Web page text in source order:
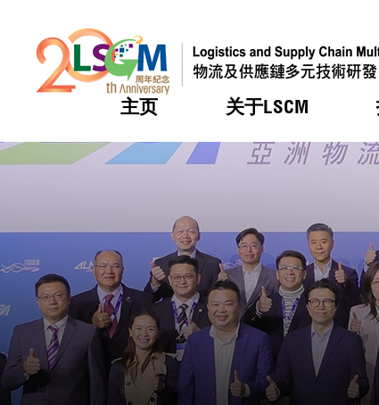
主页 关于LSCM
热门 机
组
组
董
研
招
热门 服务
可
应
重
热门 合
资
资
税
申请
评审
征
热门 活动
奖项
新
媒
新闻
资讯
热门 会
会
会